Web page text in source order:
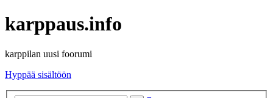
karppaus.info
karppilan uusi foorumi
Hyppää sisältöön